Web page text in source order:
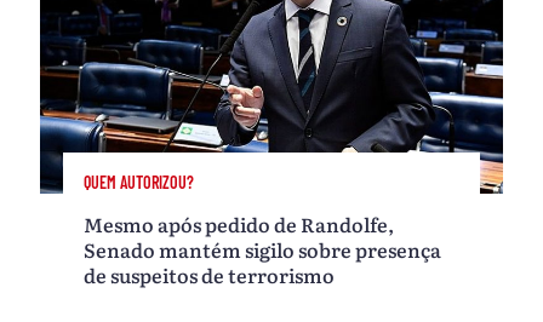
QUEM AUTORIZOU?
Mesmo após pedido de Randolfe,
Senado mantém sigilo sobre presença
de suspeitos de terrorismo